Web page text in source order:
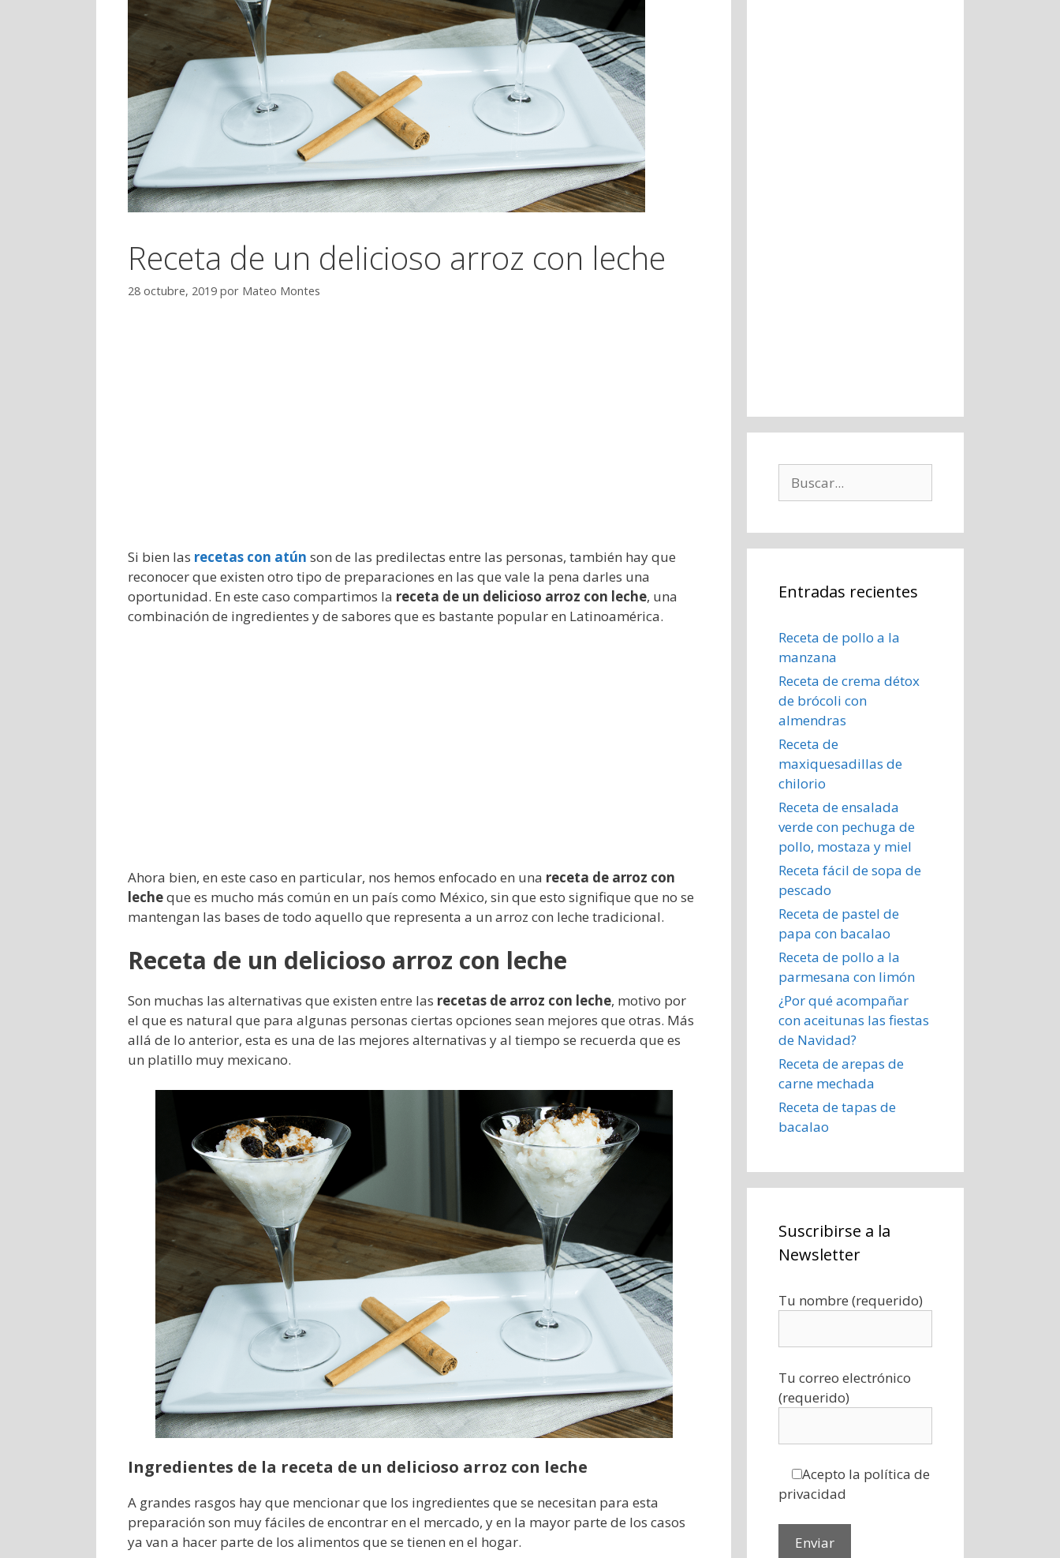
Receta de un delicioso arroz con leche
28 octubre, 2019 por Mateo Montes
Si bien las recetas con atún son de las predilectas entre las personas, también hay que
reconocer que existen otro tipo de preparaciones en las que vale la pena darles una
oportunidad. En este caso compartimos la receta de un delicioso arroz con leche, una
combinación de ingredientes y de sabores que es bastante popular en Latinoamérica.
Ahora bien, en este caso en particular, nos hemos enfocado en una receta de arroz con
lecheque es mucho más común en un país como México, sin que esto signifique que no se
mantengan las bases de todo aquello que representa a un arroz con leche tradicional.
Receta de un delicioso arroz con leche
Son muchas las alternativas que existen entre las recetas de arroz con leche, motivo por
el que es natural que para algunas personas ciertas opciones sean mejores que otras. Más
allá de lo anterior, esta es una de las mejores alternativas y al tiempo se recuerda que es
un platillo muy mexicano.
Ingredientes de la receta de un delicioso arroz con leche
A grandes rasgos hay que mencionar que los ingredientes que se necesitan para esta
preparación son muy fáciles de encontrar en el mercado, y en la mayor parte de los casos
ya van a hacer parte de los alimentos que se tienen en el hogar.
Entradas recientes
Receta de pollo a la
manzana
Receta de crema détox
de brócoli con
almendras
Receta de
maxiquesadillas de
chilorio
Receta de ensalada
verde con pechuga de
pollo, mostaza y miel
Receta fácil de sopa de
pescado
Receta de pastel de
papa con bacalao
Receta de pollo a la
parmesana con limón
¿Por qué acompañar
con aceitunas las fiestas
de Navidad?
Receta de arepas de
carne mechada
Receta de tapas de
bacalao
Suscribirse a la
Newsletter
Tu nombre (requerido)
Tu correo electrónico
(requerido)
Acepto la política de
privacidad